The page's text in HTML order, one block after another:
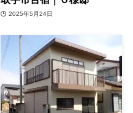
2025年5月24日